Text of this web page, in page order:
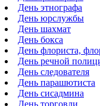
День этнографа
День юрслужбы
День шахмат
День бокса
День флориста,
День речной
День следователя
День парашютиста
День сисадмина
День торговли